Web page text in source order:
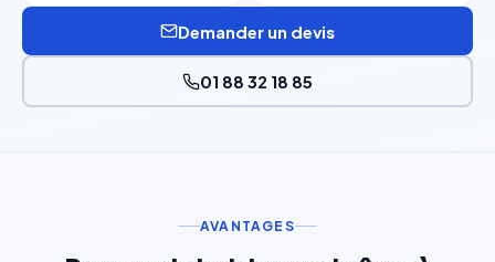
Demander un devis
01 88 32 18 85
AVANTAGES